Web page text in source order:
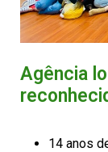
Agência
14 anos